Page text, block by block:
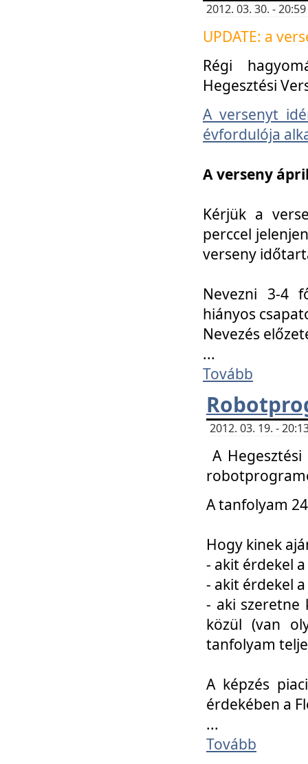
2012. 03. 30. -
UPDATE: a
Régi
Hegesztési
A versenyt
évfordulója
A verseny
Kérjük a
perccel
verseny
Nevezni 3-4
hiányos
Nevezés
...
Tovább
2012. 03. 19. -
A
A tanfolyam
Hogy kinek
- akit érdekel
- akit érdekel
- aki szeretne
közül (van
tanfolyam
A képzés
érdekében a
...
Tovább